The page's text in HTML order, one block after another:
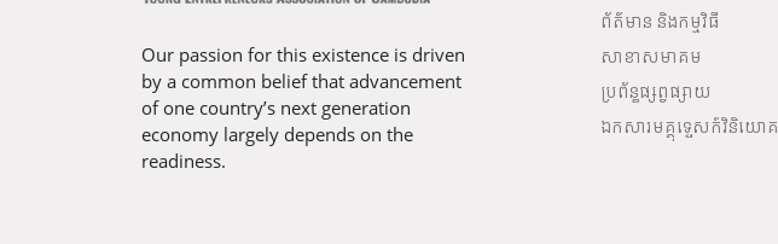
Our passion for this existence is driven
by a common belief that advancement
of one country’s next generation
economy largely depends on the
readiness.
ព័ត៌មាន និងកម្មវិធី
សាខាសមាគម
ប្រព័ន្ធផ្សព្វផ្សាយ
ឯកសារមគ្គុទ្ទេសក៍វិនិយោគ